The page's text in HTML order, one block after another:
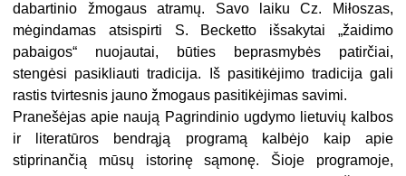
dabartinio žmogaus atramų. Savo laiku Cz. Miłoszas,
mėgindamas atsispirti S. Becketto išsakytai „žaidimo
pabaigos“ nuojautai, būties beprasmybės patirčiai,
stengėsi pasikliauti tradicija. Iš pasitikėjimo tradicija gali
rastis tvirtesnis jauno žmogaus pasitikėjimas savimi.
Pranešėjas apie naują Pagrindinio ugdymo lietuvių kalbos
ir literatūros bendrąją programą kalbėjo kaip apie
stiprinančią mūsų istorinę sąmonę. Šioje programoje,